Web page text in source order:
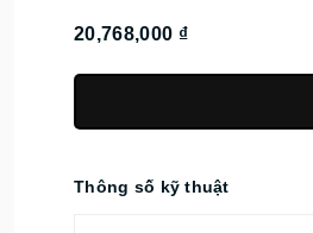
20,768,000 ₫
Thông số kỹ thuật